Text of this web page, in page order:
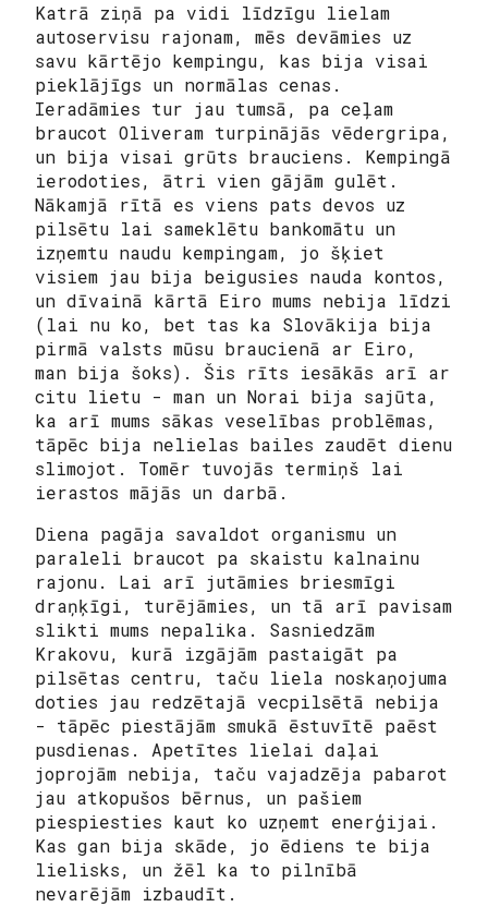
Katrā ziņā pa vidi līdzīgu lielam
autoservisu rajonam, mēs devāmies uz
savu kārtējo kempingu, kas bija visai
pieklājīgs un normālas cenas.
Ieradāmies tur jau tumsā, pa ceļam
braucot Oliveram turpinājās vēdergripa,
un bija visai grūts brauciens. Kempingā
ierodoties, ātri vien gājām gulēt.
Nākamjā rītā es viens pats devos uz
pilsētu lai sameklētu bankomātu un
izņemtu naudu kempingam, jo šķiet
visiem jau bija beigusies nauda kontos,
un dīvainā kārtā Eiro mums nebija līdzi
(lai nu ko, bet tas ka Slovākija bija
pirmā valsts mūsu braucienā ar Eiro,
man bija šoks). Šis rīts iesākās arī ar
citu lietu - man un Norai bija sajūta,
ka arī mums sākas veselības problēmas,
tāpēc bija nelielas bailes zaudēt dienu
slimojot. Tomēr tuvojās termiņš lai
ierastos mājās un darbā.
Diena pagāja savaldot organismu un
paraleli braucot pa skaistu kalnainu
rajonu. Lai arī jutāmies briesmīgi
draņķīgi, turējāmies, un tā arī pavisam
slikti mums nepalika. Sasniedzām
Krakovu, kurā izgājām pastaigāt pa
pilsētas centru, taču liela noskaņojuma
doties jau redzētajā vecpilsētā nebija
- tāpēc piestājām smukā ēstuvītē paēst
pusdienas. Apetītes lielai daļai
joprojām nebija, taču vajadzēja pabarot
jau atkopušos bērnus, un pašiem
piespiesties kaut ko uzņemt enerģijai.
Kas gan bija skāde, jo ēdiens te bija
lielisks, un žēl ka to pilnībā
nevarējām izbaudīt.